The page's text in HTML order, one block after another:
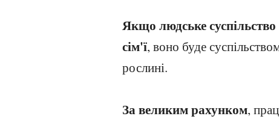
Якщо людське суспільство
сім'ї, воно буде
рослині.
За великим рахунком,